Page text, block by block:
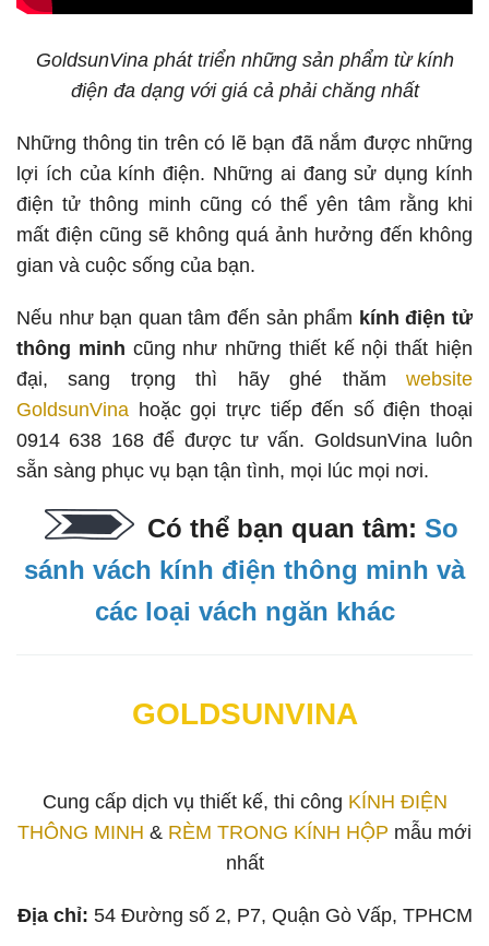
GoldsunVina phát triển những sản phẩm từ kính
điện đa dạng với giá cả phải chăng nhất
Những thông tin trên có lẽ bạn đã nắm được những
lợi ích của kính điện. Những ai đang sử dụng kính
điện tử thông minh cũng có thể yên tâm rằng khi
mất điện cũng sẽ không quá ảnh hưởng đến không
gian và cuộc sống của bạn.
Nếu như bạn quan tâm đến sản phẩm kính điện tử
thông minh cũng như những thiết kế nội thất hiện
đại, sang trọng thì hãy ghé thăm website
GoldsunVina hoặc gọi trực tiếp đến số điện thoại
0914 638 168 để được tư vấn. GoldsunVina luôn
sẵn sàng phục vụ bạn tận tình, mọi lúc mọi nơi.
Có thể bạn quan tâm: So
sánh vách kính điện thông minh và
các loại vách ngăn khác
GOLDSUNVINA
Cung cấp dịch vụ thiết kế, thi công KÍNH ĐIỆN
THÔNG MINH & RÈM TRONG KÍNH HỘP mẫu mới
nhất
Địa chỉ: 54 Đường số 2, P7, Quận Gò Vấp, TPHCM